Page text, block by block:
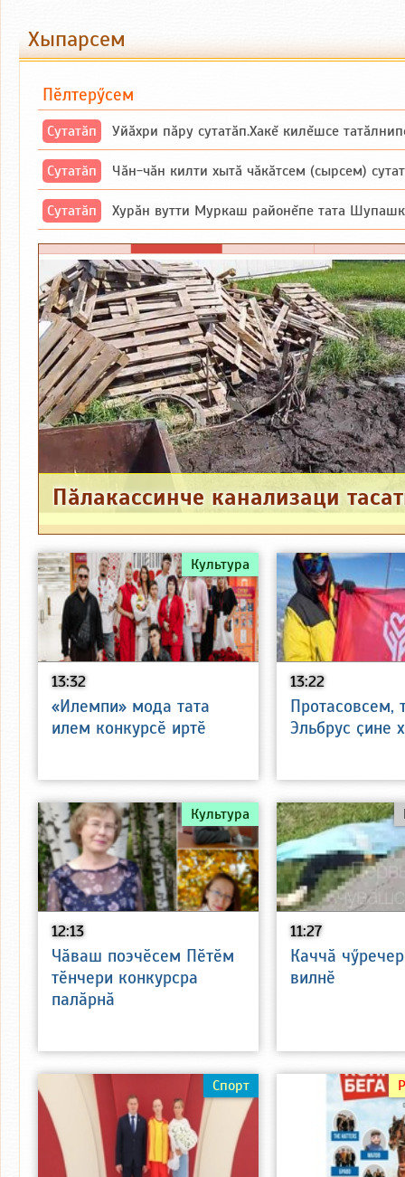
Хыпарсем
Пӗлтерӳсем
Сутатӑп Уйăхри пăру сутатăп.Хакĕ килĕшсе
Сутатӑп Чăн-чăн килти хытă чăкăтсем (сырсем) сутатпăр. Вĕсене мăн пыршă
Сутатӑп Хурăн вутти Муркаш районĕпе тата Шупашкар районĕнчи Ишлей
13:32
Культура
«Илемпи» мода тата
илем конкурсӗ иртӗ
13:22
Протасовсем,
Эльбрус ҫине
12:13
Культура
Чӑваш поэчӗсем Пӗтӗм
тӗнчери конкурсра
палӑрнӑ
11:27
Каччӑ
вилнӗ
Спорт